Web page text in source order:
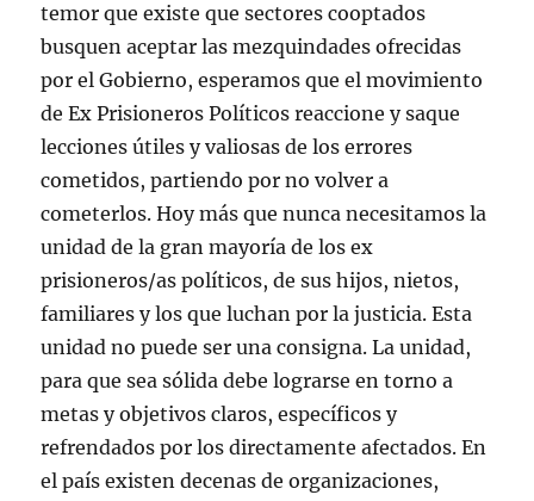
temor que existe que sectores cooptados
busquen aceptar las mezquindades ofrecidas
por el Gobierno, esperamos que el movimiento
de Ex Prisioneros Políticos reaccione y saque
lecciones útiles y valiosas de los errores
cometidos, partiendo por no volver a
cometerlos. Hoy más que nunca necesitamos la
unidad de la gran mayoría de los ex
prisioneros/as políticos, de sus hijos, nietos,
familiares y los que luchan por la justicia. Esta
unidad no puede ser una consigna. La unidad,
para que sea sólida debe lograrse en torno a
metas y objetivos claros, específicos y
refrendados por los directamente afectados. En
el país existen decenas de organizaciones,